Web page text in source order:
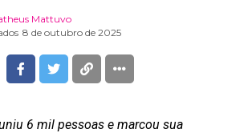
Mattuvo
8 de outubro de 2025
6 mil pessoas e marcou sua